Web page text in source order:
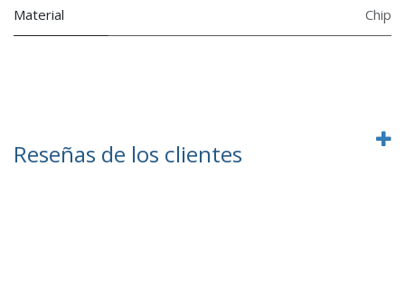
Material Chip
Reseñas de los clientes